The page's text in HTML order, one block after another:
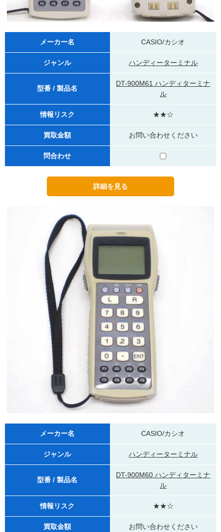
メーカー名 CASIO/カシオ
ジャンル ハンディーターミナル
型番 / 製品名
DT-900M61 ハンディターミナ
ル
情報リスク ★★☆
買取金額 お問い合わせください
問合わせ
メーカー名 CASIO/カシオ
ジャンル ハンディーターミナル
型番 / 製品名
DT-900M60 ハンディターミナ
ル
情報リスク ★★☆
買取金額 お問い合わせください